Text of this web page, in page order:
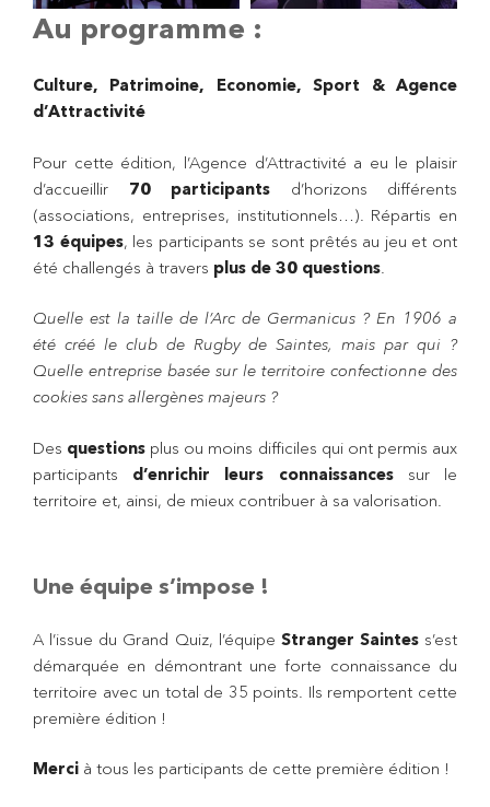
Au programme :
Culture, Patrimoine, Economie, Sport & Agence
d’Attractivité
Pour cette édition, l’Agence d’Attractivité a eu le plaisir
d’accueillir 70 participants d’horizons différents
(associations, entreprises, institutionnels…). Répartis en
13 équipes, les participants se sont prêtés au jeu et ont
été challengés à travers plus de 30 questions.
Quelle est la taille de l’Arc de Germanicus ? En 1906 a
été créé le club de Rugby de Saintes, mais par qui ?
Quelle entreprise basée sur le territoire confectionne des
cookies sans allergènes majeurs ?
Des questions plus ou moins difficiles qui ont permis aux
participants d’enrichir leurs connaissancessur le
territoire et, ainsi, de mieux contribuer à sa valorisation.
Une équipe s’impose !
A l’issue du Grand Quiz, l’équipe Stranger Saintess’est
démarquée en démontrant une forte connaissance du
territoire avec un total de 35 points. Ils remportent cette
première édition !
Merci à tous les participants de cette première édition !